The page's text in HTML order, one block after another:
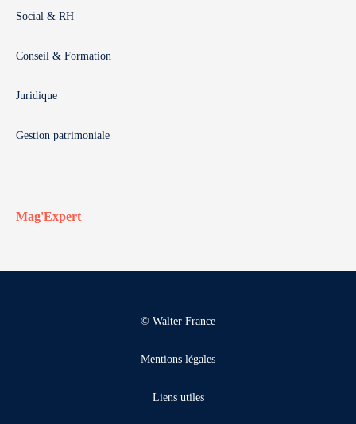
Social & RH
Conseil & Formation
Juridique
Gestion patrimoniale
Mag'Expert
© Walter France
Mentions légales
Liens utiles